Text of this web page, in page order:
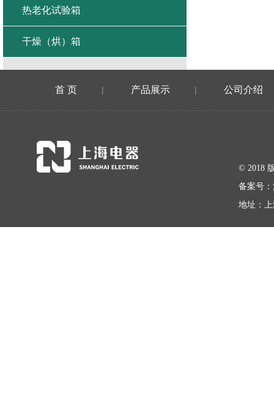
热老化试验箱
干燥（烘）箱
首 页 | 产品展示 | 公司介绍
© 2018
备案号：
地址：